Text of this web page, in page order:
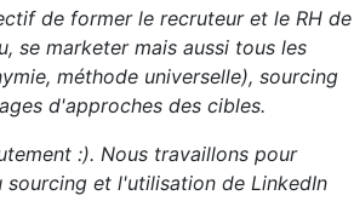
de former le recruteur et le RH de
se marketer mais aussi tous les
méthode universelle), sourcing
d'approches des cibles.
:). Nous travaillons pour
et l'utilisation de LinkedIn